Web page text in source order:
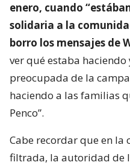
enero, cuando
solidaria a la
borro los mensajes de
ver qué estaba haciendo
preocupada de la
haciendo a las familias
Penco”.
Cabe recordar que en
filtrada, la autoridad de